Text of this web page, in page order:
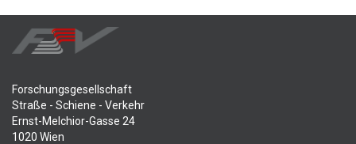
Forschungsgesellschaft
Straße - Schiene - Verkehr
Ernst-Melchior-Gasse 24
1020 Wien